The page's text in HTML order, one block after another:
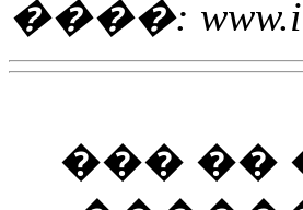
����:
��� ��